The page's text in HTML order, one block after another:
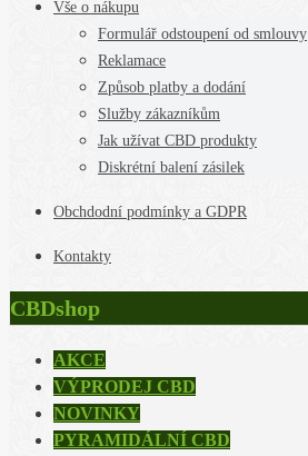
Vše o nákupu
Formulář odstoupení od smlouvy
Reklamace
Způsob platby a dodání
Služby zákazníkům
Jak užívat CBD produkty
Diskrétní balení zásilek
Obchdodní podmínky a GDPR
Kontakty
CBDshop
AKCE
VÝPRODEJ CBD
NOVINKY
PYRAMIDÁLNÍ CBD